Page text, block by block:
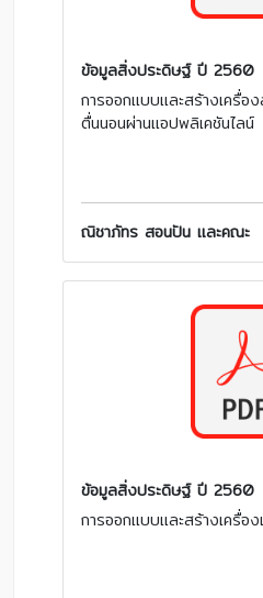
ข้อมูลสิ่งประดิษฐ์ ปี 2560
การออกแบบและสร้างเครื่
ตื่นนอนผ่านแอปพลิเคชันไลน์
ณิชาภัทร สอนปัน และคณะ
ข้อมูลสิ่งประดิษฐ์ ปี 2560
การออกแบบและสร้างเครื่อ